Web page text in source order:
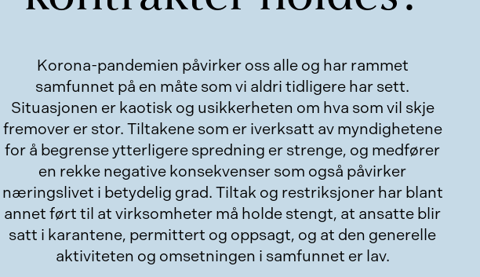
Korona-pandemien påvirker oss alle og har rammet
samfunnet på en måte som vi aldri tidligere har sett.
Situasjonen er kaotisk og usikkerheten om hva som vil skje
fremover er stor. Tiltakene som er iverksatt av myndighetene
for å begrense ytterligere spredning er strenge, og medfører
en rekke negative konsekvenser som også påvirker
næringslivet i betydelig grad. Tiltak og restriksjoner har blant
annet ført til at virksomheter må holde stengt, at ansatte blir
satt i karantene, permittert og oppsagt, og at den generelle
aktiviteten og omsetningen i samfunnet er lav.